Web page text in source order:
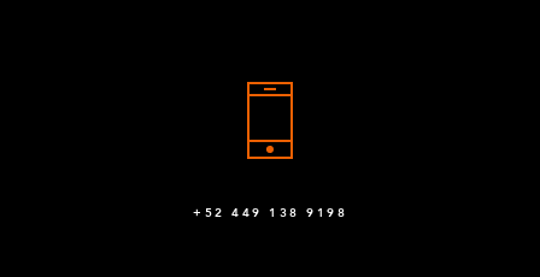
+52 449 138 9198